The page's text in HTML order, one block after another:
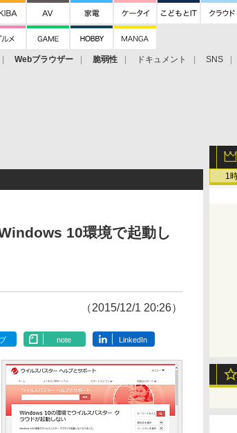
Webブラウザー 脆弱性 ドキュメント SNS
1
10環境で起動し
（2015/12/1 20:26）
note LinkedIn